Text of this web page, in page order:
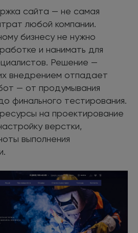
сайта — не самая
любой компании.
бизнесу не нужно
и нанимать для
Решение —
внедрением отпадает
— от продумывания
финального тестирования.
на проектирование
верстки,
выполнения